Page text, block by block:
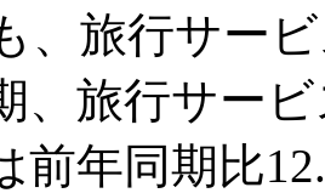
、旅行サー
、旅行サー
前年同期比